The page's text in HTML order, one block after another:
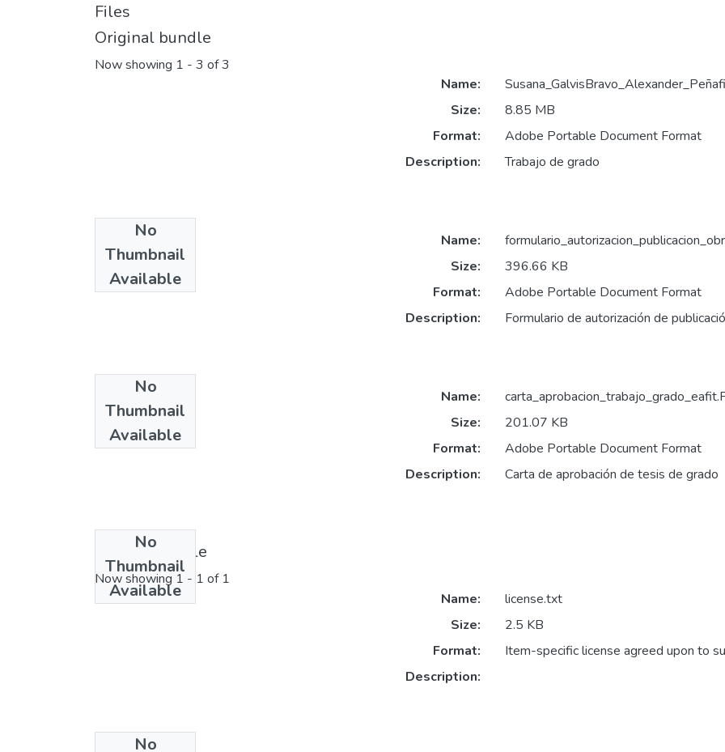
Files
Original bundle
Now showing 1 - 3 of 3
No
Thumbnail
Available
Name:
Size:
8.85 MB
Format:
Adobe Portable Document Format
Description:
Trabajo de grado
No
Thumbnail
Available
Name:
Size:
396.66 KB
Format:
Adobe Portable Document Format
Description:
Formulario de autorización de
No
Thumbnail
Available
Name:
Size:
201.07 KB
Format:
Adobe Portable Document Format
Description:
Carta de aprobación de tesis de grado
License bundle
Now showing 1 - 1 of 1
No
Name:
license.txt
Size:
2.5 KB
Format:
Item-specific license agreed upon to
Description: